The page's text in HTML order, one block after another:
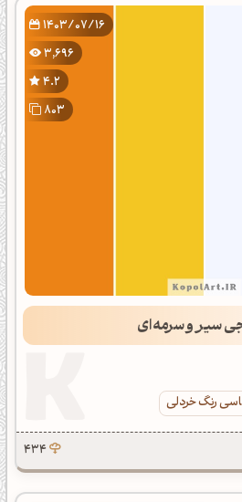
1403/07/16
3,696
4.2
803
سیر و سرمه‌ای
رنگ خردلی
434